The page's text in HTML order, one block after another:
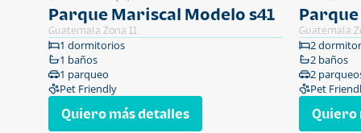
Parque Mariscal Modelo s41
Guatemala Zona 11
1 dormitorios
1 baños
1 parqueo
Pet Friendly
Quiero más detalles
Guatemala
2
2 baños
2
Pet
Quiero